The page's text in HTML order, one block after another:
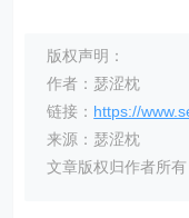
版权声明：
作者：瑟涩枕
链接： https://
来源：瑟涩枕
文章版权归作者所有